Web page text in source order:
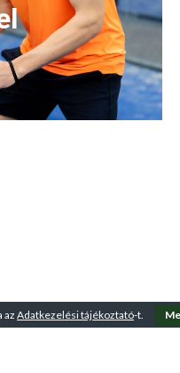
az Adatkezelési tájékoztató-t.